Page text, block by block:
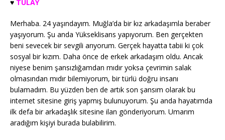
♥️ TÜLAY
Merhaba. 24 yaşındayım. Muğla’da bir kız arkadaşımla beraber
yaşıyorum. Şu anda Yükseklisans yapıyorum. Ben gerçekten
beni sevecek bir sevgili arıyorum. Gerçek hayatta tabii ki çok
sosyal bir kızım. Daha önce de erkek arkadaşım oldu. Ancak
niyese benim şansızlığamdan mıdır yoksa çevrimin salak
olmasından mıdır bilemiyorum, bir türlü doğru insanı
bulamadım. Bu yüzden ben de artık son şansım olarak bu
internet sitesine giriş yapmış bulunuyorum. Şu anda hayatımda
ilk defa bir arkadaşlık sitesine ilan gönderiyorum. Umarım
aradığım kişiyi burada bulabilirim.